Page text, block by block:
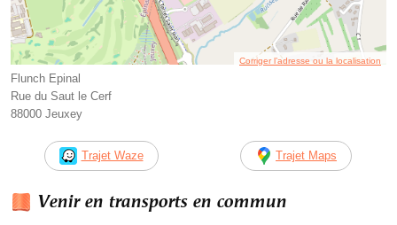
Corriger l’adresse ou la localisation
Flunch Epinal
Rue du Saut le Cerf
88000 Jeuxey
Trajet Waze Trajet Maps
Venir en transports en commun